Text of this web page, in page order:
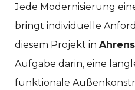
Jede Modernisierung
bringt individuelle
diesem Projekt in
Aufgabe darin, eine
funktionale